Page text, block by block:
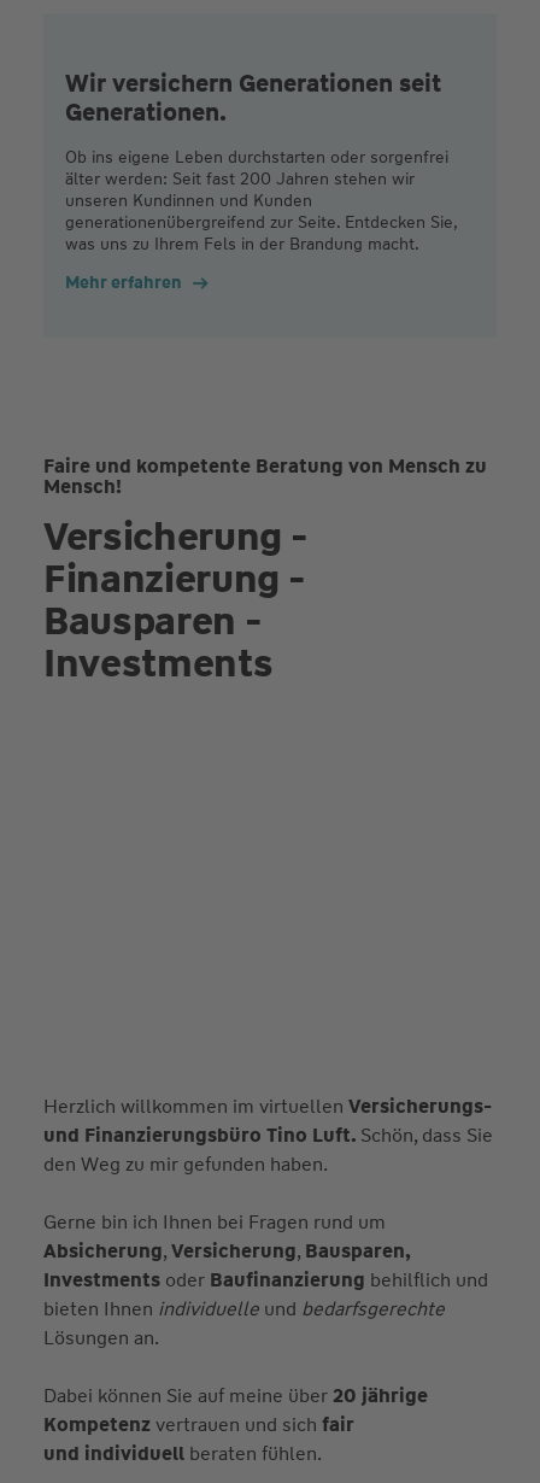
Wir versichern Generationen seit
Generationen.
Ob ins eigene Leben durchstarten oder sorgenfrei
älter werden: Seit fast 200 Jahren stehen wir
unseren Kundinnen und Kunden
generationenübergreifend zur Seite. Entdecken Sie,
was uns zu Ihrem Fels in der Brandung macht.
Mehr erfahren
Faire und kompetente Beratung von Mensch zu
Mensch!
Versicherung -
Finanzierung -
Bausparen -
Investments
Herzlich willkommen im virtuellen Versicherungs-
und Finanzierungsbüro Tino Luft. Schön, dass Sie
den Weg zu mir gefunden haben.
Gerne bin ich Ihnen bei Fragen rund um
Absicherung,Versicherung, Bausparen,
Investmentsoder Baufinanzierung behilflich und
bieten Ihnen individuelleund bedarfsgerechte
Lösungen an.
Dabei können Sie auf meine über20 jährige
Kompetenzvertrauen und sich fair
und individuell beraten fühlen.